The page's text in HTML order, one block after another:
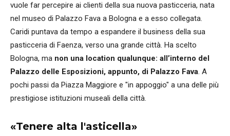
vuole far percepire ai clienti della sua nuova pasticceria, nata
nel museo di Palazzo Fava a Bologna e a esso collegata.
Caridi puntava da tempo a espandere il business della sua
pasticceria di Faenza, verso una grande città. Ha scelto
Bologna, ma non una location qualunque: all’interno del
Palazzo delle Esposizioni, appunto, di Palazzo Fava. A
pochi passi da Piazza Maggiore e "in appoggio" a una delle più
prestigiose istituzioni museali della città.
«Tenere alta l'asticella»